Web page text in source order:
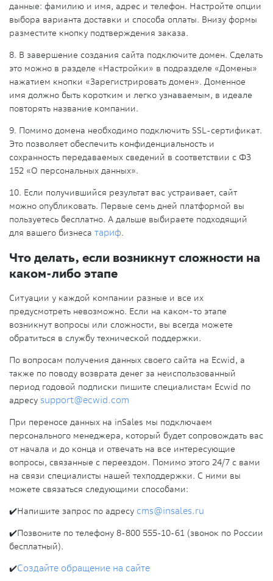
данные: фамилию и имя, адрес и телефон. Настройте опции
выбора варианта доставки и способа оплаты. Внизу формы
разместите кнопку подтверждения заказа.
8. В завершение создания сайта подключите домен. Сделать
это можно в разделе «Настройки» в подразделе «Домены»
нажатием кнопки «Зарегистрировать домен». Доменное
имя должно быть коротким и легко узнаваемым, в идеале
повторять название компании.
9. Помимо домена необходимо подключить SSL-сертификат.
Это позволяет обеспечить конфиденциальность и
сохранность передаваемых сведений в соответствии с ФЗ
152 «О персональных данных».
10. Если получившийся результат вас устраивает, сайт
можно опубликовать. Первые семь дней платформой вы
пользуетесь бесплатно. А дальше выбираете подходящий
для вашего бизнеса тариф.
Что делать, если возникнут сложности на
каком-либо этапе
Ситуации у каждой компании разные и все их
предусмотреть невозможно. Если на каком-то этапе
возникнут вопросы или сложности, вы всегда можете
обратиться в службу технической поддержки.
По вопросам получения данных своего сайта на Ecwid, а
также по поводу возврата денег за неиспользованный
период годовой подписки пишите специалистам Ecwid по
адресу support@ecwid.com
При переносе данных на inSales мы подключаем
персонального менеджера, который будет сопровождать вас
от начала и до конца и отвечать на все интересующие
вопросы, связанные с переездом. Помимо этого 24/7 с вами
на связи специалисты нашей техподдержки. С ними вы
можете связаться следующими способами:
✔️Напишите запрос по адресу cms@insales.ru
✔️Позвоните по телефону 8-800 555-10-61 (звонок по России
бесплатный).
✔️Создайте обращение на сайте